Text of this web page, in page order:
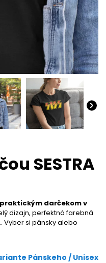
SESTRA
praktickým darčekom v
dizajn, perfektná farebná
Vyber si pánsky alebo
Pánskeho / Unisex